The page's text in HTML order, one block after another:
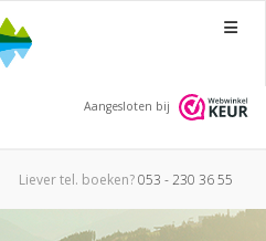
Menu
Aangesloten bij
Liever tel. boeken?053 - 230 36 55